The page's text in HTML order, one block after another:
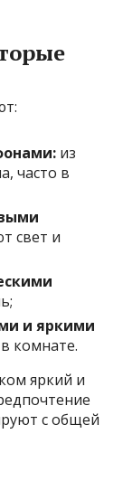
из
часто в
свет и
и яркими
комнате.
яркий и
с общей